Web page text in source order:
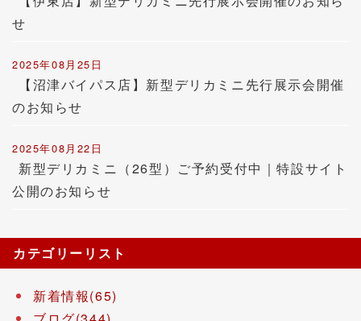
せ
2025年08月25日
【沼津バイパス店】新型デリカミニ先行展示会開催
のお知らせ
2025年08月22日
新型デリカミニ（26型）ご予約受付中｜特設サイト
公開のお知らせ
カテゴリーリスト
新着情報(65)